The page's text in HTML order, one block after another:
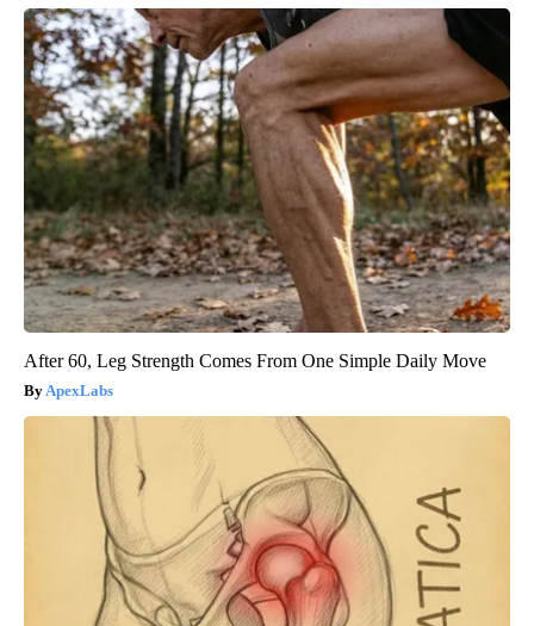
After 60, Leg Strength Comes From One Simple Daily Move
ApexLabs